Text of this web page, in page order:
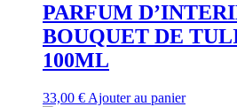
PARFUM
BOUQUET DE
100ML
33,00 € Ajouter au panier